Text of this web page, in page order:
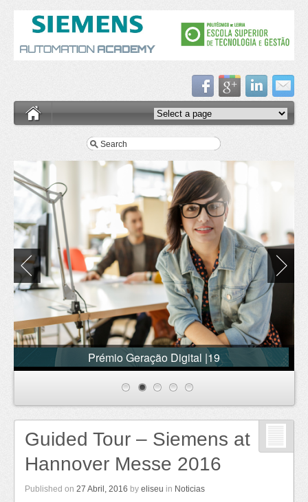
Fábrica Digital
Guided Tour – Siemens at
Hannover Messe 2016
Published on 27 Abril, 2016 by eliseu in Noticias